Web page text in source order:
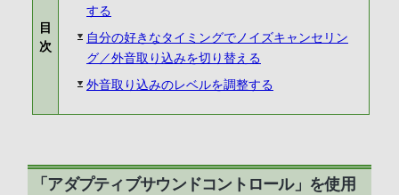
目
次
する
自分の好きなタイミングでノイズキャンセリン
グ／外音取り込みを切り替える
外音取り込みのレベルを調整する
「アダプティブサウンドコントロール」を使用